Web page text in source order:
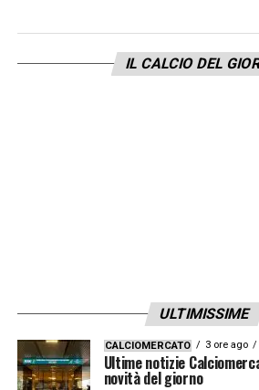
IL CALCIO DEL
ULTIMISSIME
CALCIOMERCATO 3 ore ago
Ultime notizie
novità del giorno